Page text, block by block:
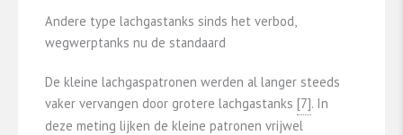
Andere type lachgastanks sinds het verbod,
wegwerptanks nu de standaard
De kleine lachgaspatronen werden al langer steeds
vaker vervangen door grotere lachgastanks ​ ​[7]​. In
deze meting lijken de kleine patronen vrijwel